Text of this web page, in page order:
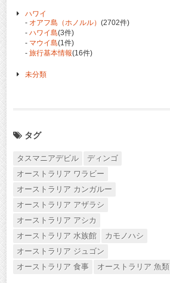
ハワイ
- オアフ島（ホノルル） (2702件)
- ハワイ島(3件)
- マウイ島(1件)
- 旅行基本情報(16件)
未分類
タグ
タスマニアデビル
ディンゴ
オーストラリア ワラビー
オーストラリア カンガルー
オーストラリア アザラシ
オーストラリア アシカ
オーストラリア 水族館
カモノハシ
オーストラリア ジュゴン
オーストラリア 食事
オーストラリア 魚類